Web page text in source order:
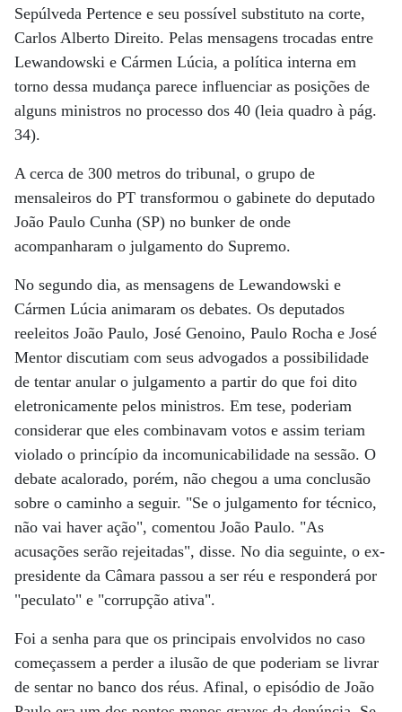
Sepúlveda Pertence e seu possível substituto na corte,
Carlos Alberto Direito. Pelas mensagens trocadas entre
Lewandowski e Cármen Lúcia, a política interna em
torno dessa mudança parece influenciar as posições de
alguns ministros no processo dos 40 (leia quadro à pág.
34).
A cerca de 300 metros do tribunal, o grupo de
mensaleiros do PT transformou o gabinete do deputado
João Paulo Cunha (SP) no bunker de onde
acompanharam o julgamento do Supremo.
No segundo dia, as mensagens de Lewandowski e
Cármen Lúcia animaram os debates. Os deputados
reeleitos João Paulo, José Genoino, Paulo Rocha e José
Mentor discutiam com seus advogados a possibilidade
de tentar anular o julgamento a partir do que foi dito
eletronicamente pelos ministros. Em tese, poderiam
considerar que eles combinavam votos e assim teriam
violado o princípio da incomunicabilidade na sessão. O
debate acalorado, porém, não chegou a uma conclusão
sobre o caminho a seguir. "Se o julgamento for técnico,
não vai haver ação", comentou João Paulo. "As
acusações serão rejeitadas", disse. No dia seguinte, o ex-
presidente da Câmara passou a ser réu e responderá por
"peculato" e "corrupção ativa".
Foi a senha para que os principais envolvidos no caso
começassem a perder a ilusão de que poderiam se livrar
de sentar no banco dos réus. Afinal, o episódio de João